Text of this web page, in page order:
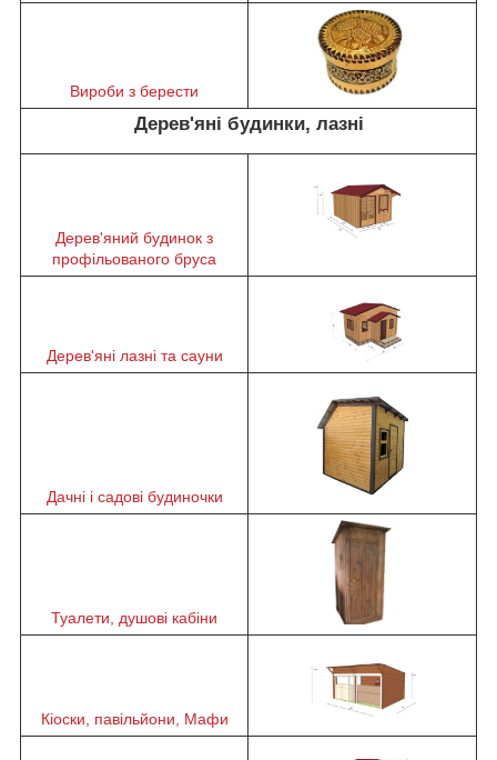
Вироби з берести
Дерев'яні будинки, лазні
Дерев'яний будинок з
профільованого бруса
Дерев'яні лазні та сауни
Дачні і садові будиночки
Туалети, душові кабіни
Кіоски, павільйони, Мафи